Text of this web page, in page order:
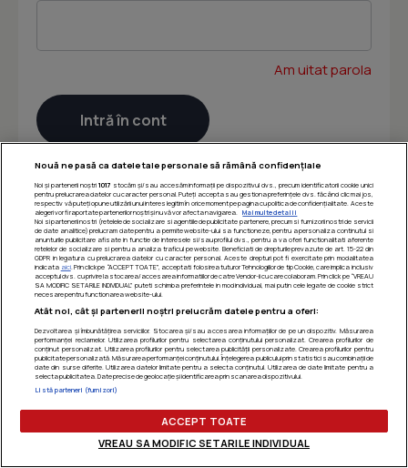
Am uitat parola
Nouă ne pasă ca datele tale personale să rămână confidențiale
Noi și partenerii noștri 1017 stocăm și/sau accesăm informații pe dispozitivul dvs., precum identificatorii cookie unici
pentru prelucrarea datelor cu caracter personal. Puteți accepta sau gestiona preferințele dvs. făcând clic mai jos,
respectiv vă puteți opune utilizării unui interes legitim în orice moment pe pagina cu politica de confidențialitate. Aceste
alegeri vor fi raportate partenerilor noștri și nu vă vor afecta navigarea.
Mai multe detalii
Noi si partenerii nostri (retelele de socializare si agentiile de publicitate partenere, precum si furnizorii nostri de servicii
de date analitice) prelucram date pentru a permite website-ului sa functioneze, pentru a personaliza continutul si
anunturile publicitare afisate in functie de interesele si/sau profilul dvs., pentru a va oferi functionalitati aferente
retelelor de socializare si pentru a analiza traficul pe website. Beneficiati de drepturile prevazute de art. 15-22 din
GDPR in legatura cu prelucrarea datelor cu caracter personal. Aceste drepturi pot fi exercitate prin modalitatea
indicata aici. Prin click pe “ACCEPT TOATE”, acceptati folosirea tuturor Tehnologiilor de tip Cookie, care implica inclusiv
acceptul dvs. cu privire la stocarea/accesarea informatiilor de catre Vendor-ii cu care colaboram. Prin click pe “VREAU
SA MODIFIC SETARILE INDIVIDUAL” puteti schimba preferintele in mod individual, mai putin cele legate de cookie strict
necesare pentru functionarea website-ului.
Atât noi, cât și partenerii noștri prelucrăm datele pentru a oferi:
Dezvoltarea și îmbunătățirea serviciilor. Stocarea și/sau accesarea informațiilor de pe un dispozitiv. Măsurarea
performanței reclamelor. Utilizarea profilurilor pentru selectarea conținutului personalizat. Crearea profilurilor de
conținut personalizat. Utilizarea profilurilor pentru selectarea publicității personalizate. Crearea profilurilor pentru
publicitate personalizată. Măsurarea performanței conținutului. Înțelegerea publicului prin statistici sau combinații de
date din surse diferite. Utilizarea datelor limitate pentru a selecta conținutul. Utilizarea de date limitate pentru a
selecta publicitatea. Date precise de geolocație și identificarea prin scanarea dispozitivului.
Listă parteneri (furnizori)
ACCEPT TOATE
VREAU SA MODIFIC SETARILE INDIVIDUAL